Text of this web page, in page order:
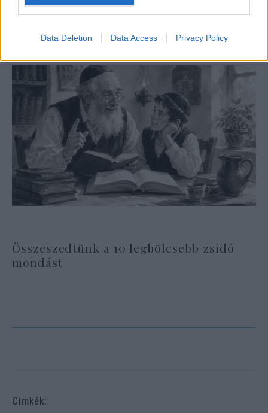
Data Deletion Data Access Privacy Policy
Összeszedtünk a 10 legbölcsebb zsidó
mondást
Cimkék: